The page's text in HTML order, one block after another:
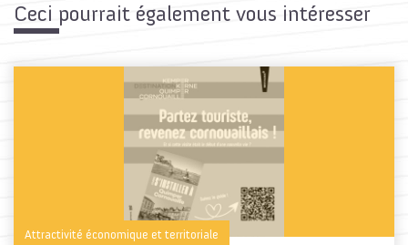
Ceci pourrait également vous intéresser
Attractivité économique et territoriale